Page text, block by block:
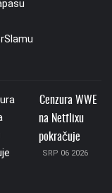
Cenzura WWE
na Netflixu
pokračuje
SRP 06 2026